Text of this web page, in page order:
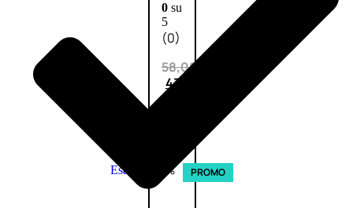
0su
5
(0)
58,00
43,50
Esaurito PROMO